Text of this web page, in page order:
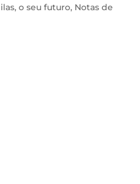
o seu futuro, Notas de